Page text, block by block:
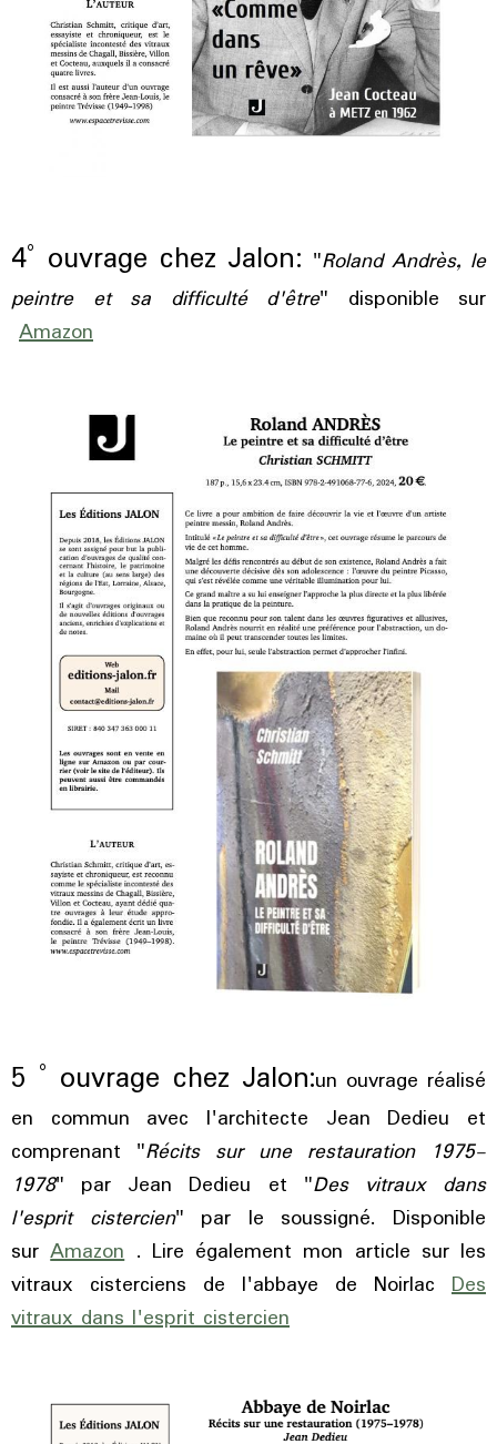
4° ouvrage chez Jalon: "Roland Andrès, le
peintre et sa difficulté d'être" disponible sur
Amazon
5 ° ouvrage chez Jalon:un ouvrage réalisé
en commun avec l'architecte Jean Dedieu et
comprenant "Récits sur une restauration 1975-
1978" par Jean Dedieu et "Des vitraux dans
l'esprit cistercien" par le soussigné. Disponible
surAmazon. Lire également mon article sur les
vitraux cisterciens de l'abbaye de Noirlac Des
vitraux dans l'esprit cistercien